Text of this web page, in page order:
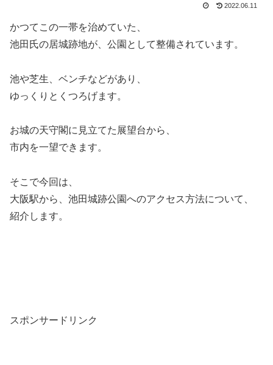
2022.06.11
かつてこの一帯を治めていた、
池田氏の居城跡地が、公園として整備されています。
池や芝生、ベンチなどがあり、
ゆっくりとくつろげます。
お城の天守閣に見立てた展望台から、
市内を一望できます。
そこで今回は、
大阪駅から、池田城跡公園へのアクセス方法について、
紹介します。
スポンサードリンク